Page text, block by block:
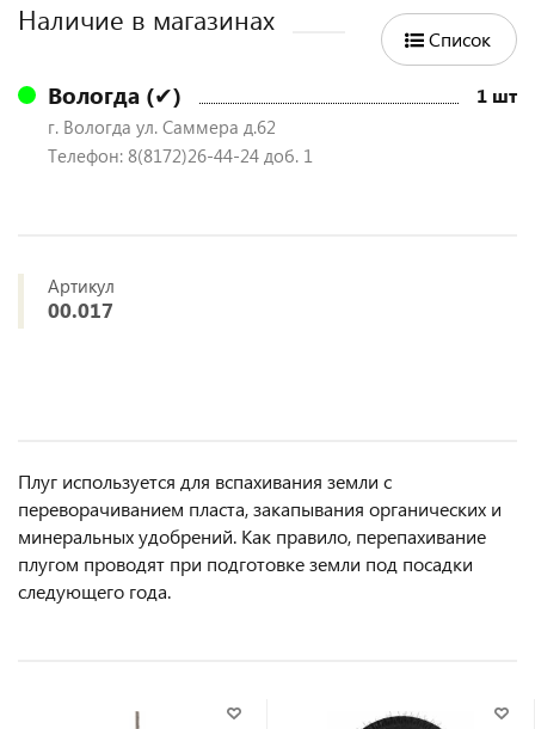
Наличие в магазинах
Список
Вологда (✔) 1 шт
г. Вологда ул. Саммера д.62
Телефон: 8(8172)26-44-24 доб. 1
Артикул
00.017
Плуг используется для вспахивания земли с
переворачиванием пласта, закапывания органических и
минеральных удобрений. Как правило, перепахивание
плугом проводят при подготовке земли под посадки
следующего года.